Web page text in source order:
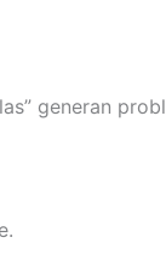
generan